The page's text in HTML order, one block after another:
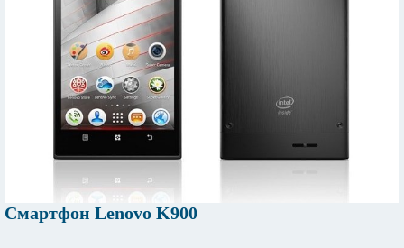
Смартфон Lenovo K900